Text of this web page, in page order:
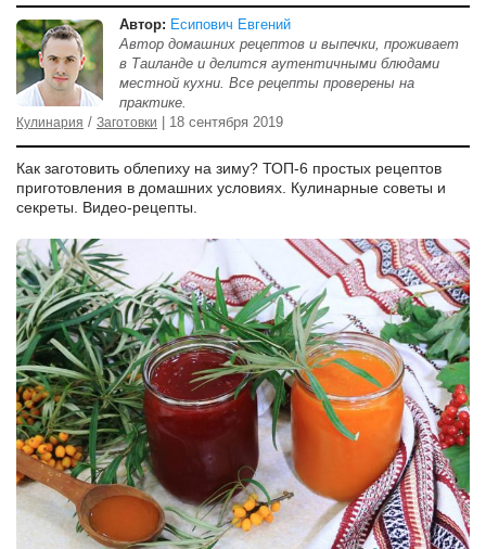
Автор: Есипович Евгений
Автор домашних рецептов и выпечки, проживает
в Таиланде и делится аутентичными блюдами
местной кухни. Все рецепты проверены на
практике.
Кулинария / Заготовки | 18 сентября 2019
Как заготовить облепиху на зиму? ТОП-6 простых рецептов
приготовления в домашних условиях. Кулинарные советы и
секреты. Видео-рецепты.